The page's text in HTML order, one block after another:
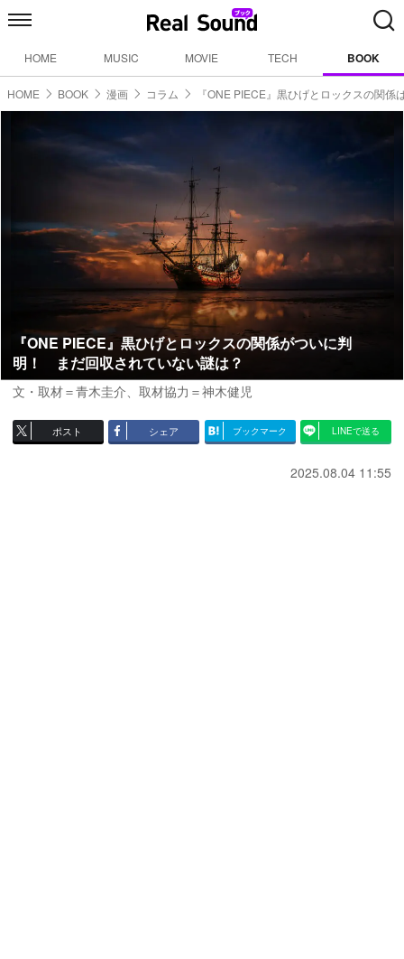
HOME MUSIC MOVIE TECH BOOK
HOME BOOK 漫画 コラム 『ONE PIECE』黒ひげとロックスの関係
『ONE PIECE』黒ひげとロックスの関係がついに判
明！ まだ回収されていない謎は？
文・取材＝青木圭介、 取材協力＝神木健児
ポスト シェア ブックマーク LINEで送る
2025.08.04 11:55